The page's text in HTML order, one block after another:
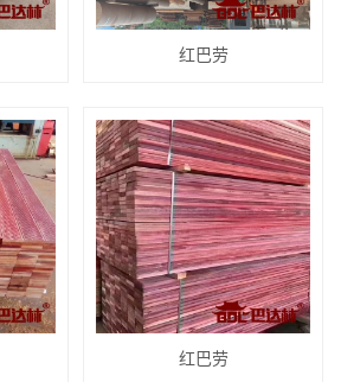
红巴劳
红巴劳